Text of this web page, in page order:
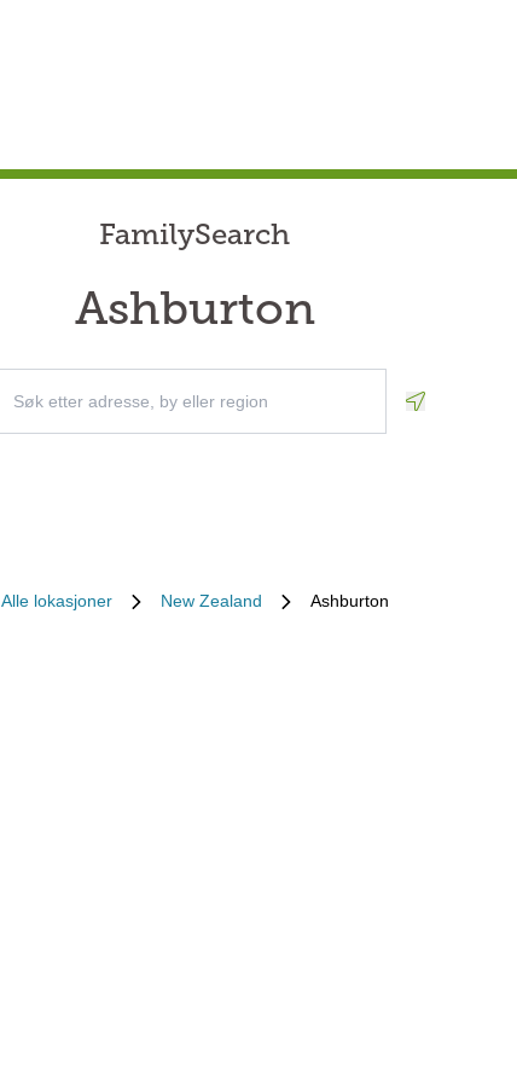
FamilySearch
Ashburton
Alle lokasjoner New Zealand Ashburton